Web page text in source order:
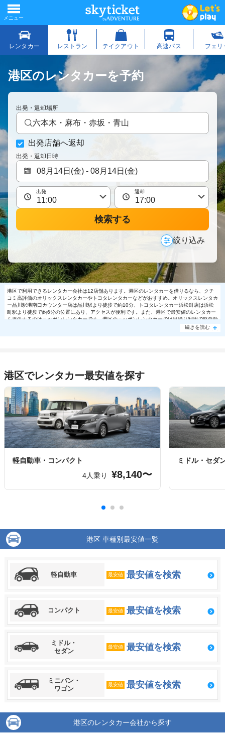
港区のレンタカーを予約
出発・返却場所
六本木・麻布・赤坂・青山
出発店舗へ返却
出発・返却日時
出発 返却
検索する
絞り込み
港区で利用できるレンタカー会社は12店舗あります。港区のレンタカーを借りるなら、クチ
コミ高評価のオリックスレンタカーやトヨタレンタカーなどがおすすめ。オリックスレンタカ
ー品川駅港南口カウンター店は品川駅より徒歩で約10分、トヨタレンタカー浜松町店は浜松
町駅より徒歩で約6分の位置にあり、アクセスが便利です。また、港区で最安値のレンタカー
を提供するのはニッポンレンタカーです。港区のニッポンレンタカーでは日帰り利用で軽自動
車8140円～の格安で利用できます。港区で大人気の格安レンタカーは売り切れる場合もあり
続きを読む
港区でレンタカー最安値を探す
軽自動車・コンパクト
4人乗り
¥8,140〜
ミドル・セダ
港区 車種別最安値一覧
軽自動車 最安値 最安値を検索
コンパクト 最安値 最安値を検索
ミドル・
セダン
最安値 最安値を検索
ミニバン・
ワゴン
最安値 最安値を検索
港区のレンタカー会社から探す